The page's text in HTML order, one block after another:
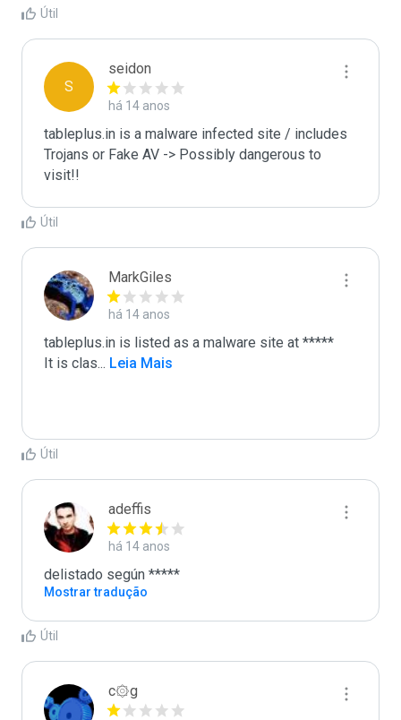
Útil
S
seidon
há 14 anos
tableplus.in is a malware infected site / includes
Trojans or Fake AV -> Possibly dangerous to
visit!!
Útil
MarkGiles
há 14 anos
tableplus.in is listed as a malware site at *****
It is clas... Leia Mais
Útil
adeffis
há 14 anos
delistado según *****
Mostrar tradução
Útil
c۞g